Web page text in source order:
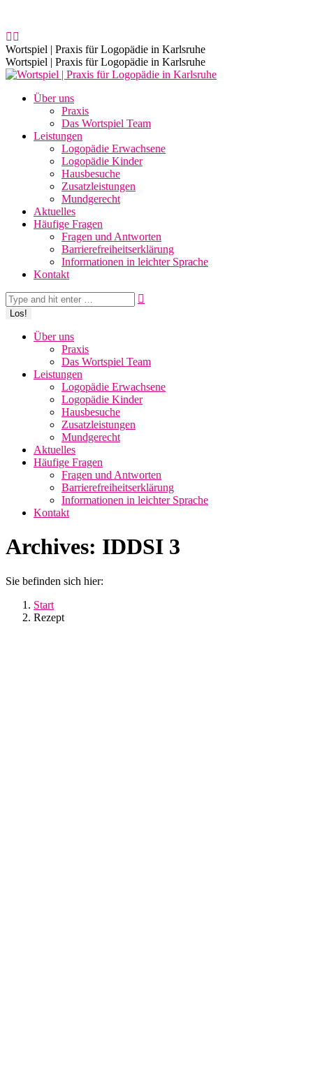
springen
Facebook
page
opens
in
window
Mail
page
opens
new
window
Wortspiel | Praxis für Logopädie in Karlsruhe
Wortspiel | Praxis für Logopädie in Karlsruhe
Über uns
Praxis
Das Wortspiel Team
Leistungen
Logopädie Erwachsene
Logopädie Kinder
Hausbesuche
Zusatzleistungen
Mundgerecht
Aktuelles
Häufige Fragen
Fragen und Antworten
Barrierefreiheitserklärung
Informationen in leichter Sprache
Kontakt
Search:
Über uns
Praxis
Das Wortspiel Team
Leistungen
Logopädie Erwachsene
Logopädie Kinder
Hausbesuche
Zusatzleistungen
Mundgerecht
Aktuelles
Häufige Fragen
Fragen und Antworten
Barrierefreiheitserklärung
Informationen in leichter Sprache
Kontakt
Archives: IDDSI 3
Sie befinden sich hier:
Start
Rezept